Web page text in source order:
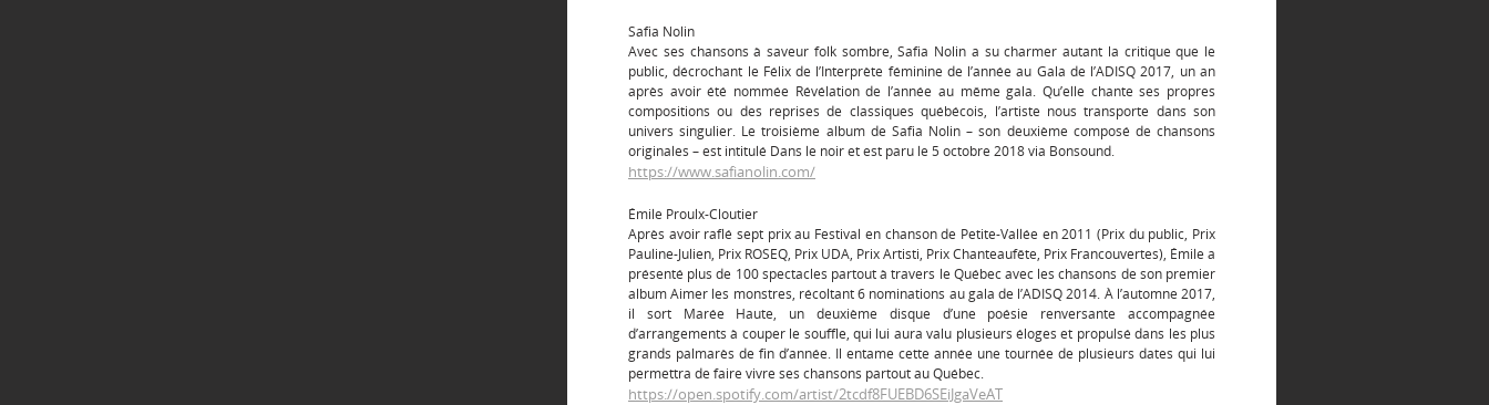
Safia Nolin
Avec ses chansons à saveur folk sombre, Safia Nolin a su charmer autant la critique que le
public, décrochant le Félix de l’Interprète féminine de l’année au Gala de l’ADISQ 2017, un an
après avoir été nommée Révélation de l’année au même gala. Qu’elle chante ses propres
compositions ou des reprises de classiques québécois, l’artiste nous transporte dans son
univers singulier. Le troisième album de Safia Nolin – son deuxième composé de chansons
originales – est intitulé Dans le noir et est paru le 5 octobre 2018 via Bonsound.
https://www.safianolin.com/
Émile Proulx-Cloutier
Après avoir raflé sept prix au Festival en chanson de Petite-Vallée en 2011 (Prix du public, Prix
Pauline-Julien, Prix ROSEQ, Prix UDA, Prix Artisti, Prix Chanteaufête, Prix Francouvertes), Émile a
présenté plus de 100 spectacles partout à travers le Québec avec les chansons de son premier
album Aimer les monstres, récoltant 6 nominations au gala de l’ADISQ 2014. À l’automne 2017,
il sort Marée Haute, un deuxième disque d’une poésie renversante accompagnée
d’arrangements à couper le souffle, qui lui aura valu plusieurs éloges et propulsé dans les plus
grands palmarès de fin d’année. Il entame cette année une tournée de plusieurs dates qui lui
permettra de faire vivre ses chansons partout au Québec.
https://open.spotify.com/artist/2tcdf8FUEBD6SEiJgaVeAT